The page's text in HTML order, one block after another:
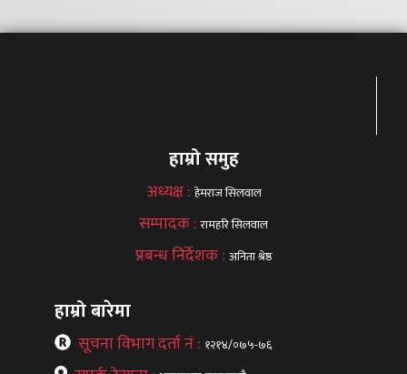
हाम्रो समुह
अध्यक्ष : हेमराज सिलवाल
सम्पादक :रामहरि सिलवाल
प्रबन्ध निर्देशक : अनिता श्रेष्ठ
हाम्रो बारेमा
सूचना विभाग दर्ता नं : १२१४/०७५-७६